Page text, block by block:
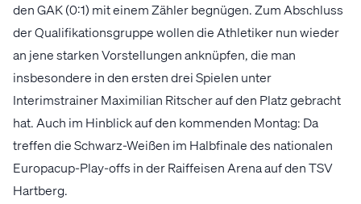
den GAK (0:1) mit einem Zähler begnügen. Zum Abschluss
der Qualifikationsgruppe wollen die Athletiker nun wieder
an jene starken Vorstellungen anknüpfen, die man
insbesondere in den ersten drei Spielen unter
Interimstrainer Maximilian Ritscher auf den Platz gebracht
hat. Auch im Hinblick auf den kommenden Montag: Da
treffen die Schwarz-Weißen im Halbfinale des nationalen
Europacup-Play-offs in der Raiffeisen Arena auf den TSV
Hartberg.